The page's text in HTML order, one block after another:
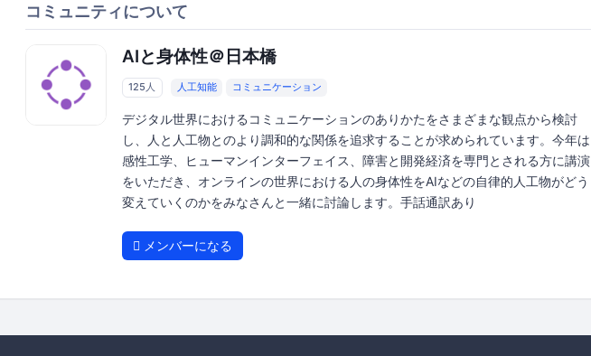
コミュニティについて
AIと身体性＠日本橋
125人 人工知能 コミュニケーション
デジタル世界におけるコミュニケーションのありかたをさまざまな観点から検討
し、人と人工物とのより調和的な関係を追求することが求められています。今年は
感性工学、ヒューマンインターフェイス、障害と開発経済を専門とされる方に講演
をいただき、オンラインの世界における人の身体性をAIなどの自律的人工物がどう
変えていくのかをみなさんと一緒に討論します。手話通訳あり
メンバーになる